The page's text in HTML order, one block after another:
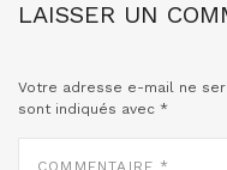
LAISSER UN
Votre adresse e-mail ne
sont indiqués avec *